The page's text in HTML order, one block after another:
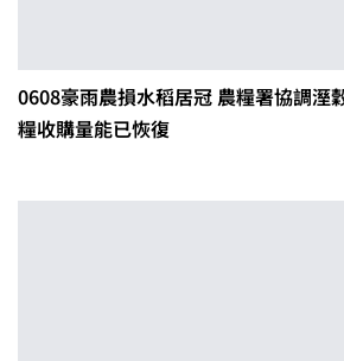
0608豪雨農損水稻居冠 農糧署協調
糧收購量能已恢復